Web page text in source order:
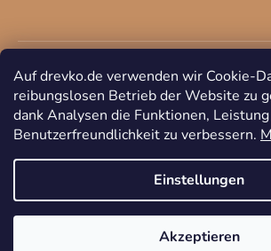
Auf drevko.de verwenden wir Cookie-
reibungslosen Betrieb der Website zu
dank Analysen die Funktionen,
Benutzerfreundlichkeit zu verbessern.
Einstellungen
Akzeptieren
Copyright 2026DREVKO. Alle Rechte